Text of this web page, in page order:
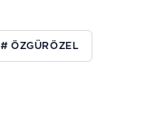
# ÖZGÜRÖZEL